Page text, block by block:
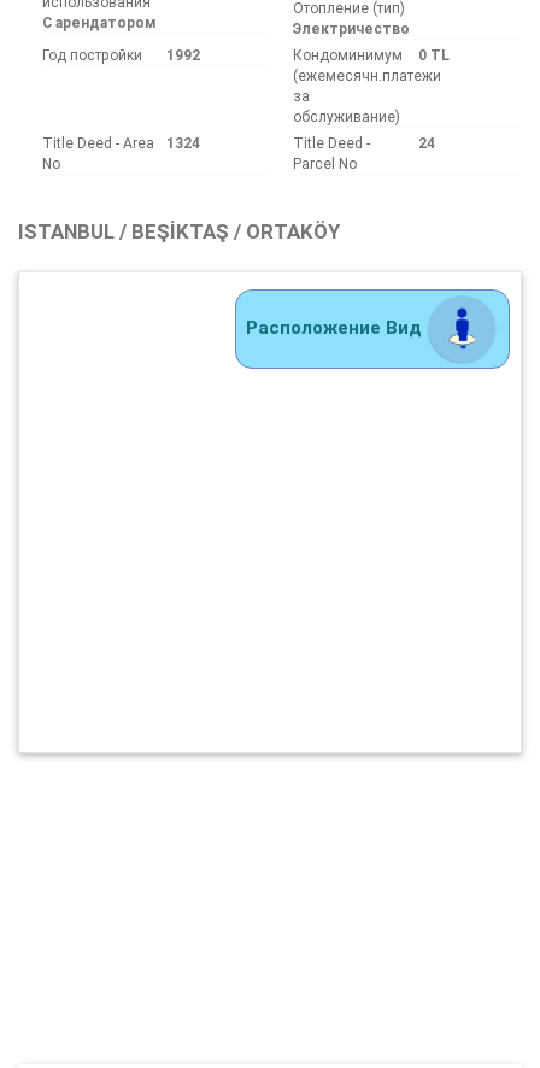
С арендатором
Отопление (тип)
Электричество
Год постройки
1992
Кондоминимум
(ежемесячн.платежи
за
обслуживание)
0 TL
Title Deed - Area
No
1324
Title Deed -
Parcel No
24
ISTANBUL / BEŞIKTAŞ / ORTAKÖY
Расположение Вид